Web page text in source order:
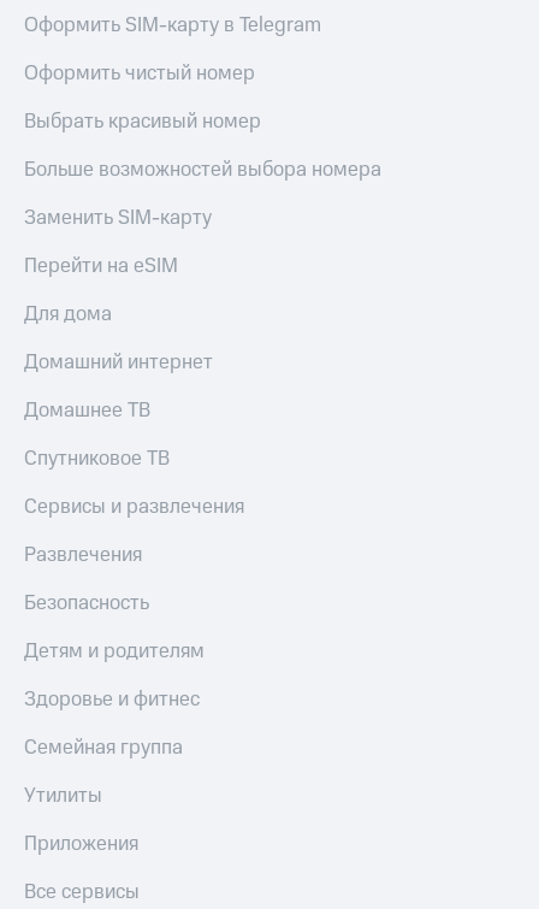
Оформить SIM-карту в Telegram
Оформить чистый номер
Выбрать красивый номер
Больше возможностей выбора номера
Заменить SIM-карту
Перейти на eSIM
Для дома
Домашний интернет
Домашнее ТВ
Спутниковое ТВ
Сервисы и развлечения
Развлечения
Безопасность
Детям и родителям
Здоровье и фитнес
Семейная группа
Утилиты
Приложения
Все сервисы